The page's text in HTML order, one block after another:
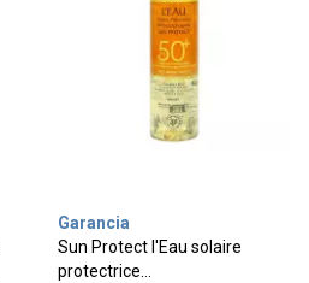
Garancia
Sun Protect l'Eau solaire
protectrice…